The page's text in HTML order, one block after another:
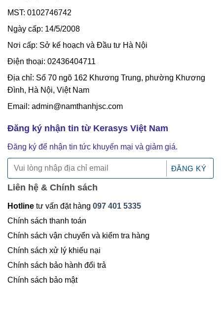
MST: 0102746742
Ngày cấp: 14/5/2008
Nơi cấp: Sở kế hoạch và Đầu tư Hà Nội
Điện thoại: 02436404711
Địa chỉ: Số 70 ngõ 162 Khương Trung, phường Khương
Đình, Hà Nội, Việt Nam
Email: admin@namthanhjsc.com
Đăng ký nhận tin từ Kerasys Việt Nam
Đăng ký để nhận tin tức khuyến mại và giảm giá.
Liên hệ & Chính sách
Hotline tư vấn đặt hàng 097 401 5335
Chính sách thanh toán
Chính sách vận chuyển và kiểm tra hàng
Chính sách xử lý khiếu nại
Chính sách bảo hành đổi trả
Chính sách bảo mật